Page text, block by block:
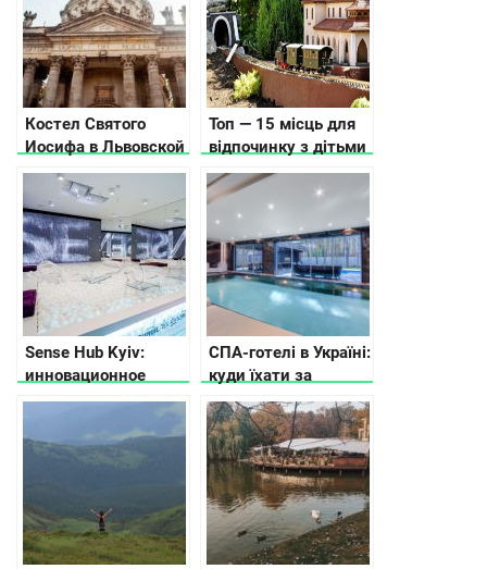
Костел Святого
Иосифа в Львовской
области
Топ — 15 місць для
відпочинку з дітьми
в Карпатах, куди
піти, що подивитись
Sense Hub Kyiv:
инновационное
пространство для
вдохновения
СПА-готелі в Україні:
куди їхати за
релаксом